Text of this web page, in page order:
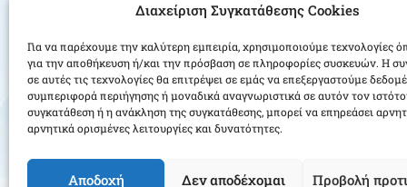
Διαχείριση Συγκατάθεσης Cookies
Για να παρέχουμε την καλύτερη εμπειρία, χρησιμοποιούμε τεχνολογίες
για την αποθήκευση ή/και την πρόσβαση σε πληροφορίες συσκευών. Η
σε αυτές τις τεχνολογίες θα επιτρέψει σε εμάς να επεξεργαστούμε
συμπεριφορά περιήγησης ή μοναδικά αναγνωριστικά σε αυτόν τον
συγκατάθεση ή η ανάκληση της συγκατάθεσης, μπορεί να επηρεάσει
αρνητικά ορισμένες λειτουργίες και δυνατότητες.
Αποδοχή Δεν αποδέχομαι Προβολή